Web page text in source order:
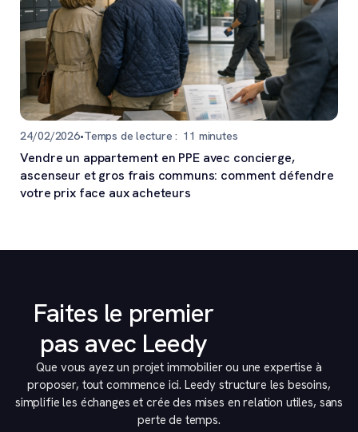
24/02/2026•Temps de lecture : 11 minutes
Vendre un appartement en PPE avec concierge,
ascenseur et gros frais communs: comment défendre
votre prix face aux acheteurs
Faites le premier
pas avec Leedy
Que vous ayez un projet immobilier ou une expertise à
proposer, tout commence ici. Leedy structure les besoins,
simplifie les échanges et crée des mises en relation utiles, sans
perte de temps.